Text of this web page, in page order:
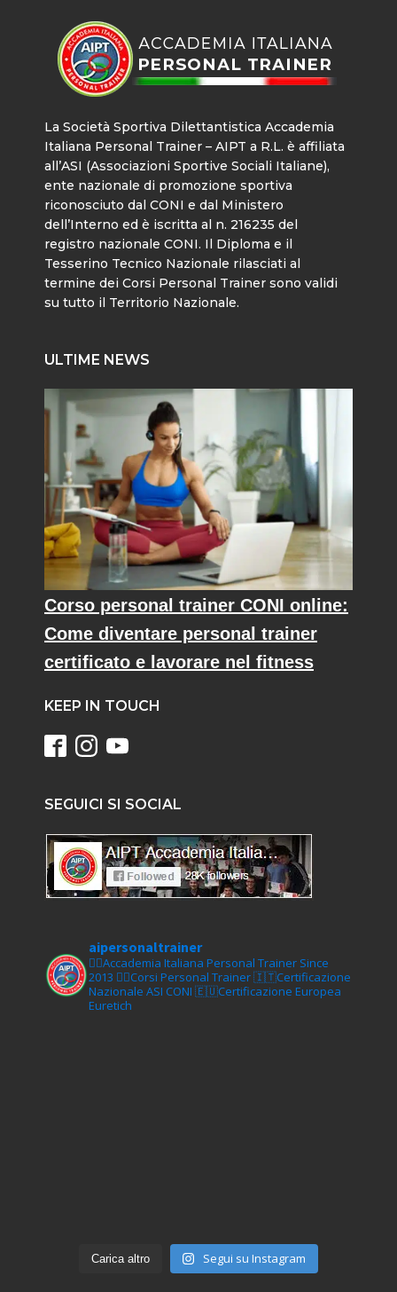
La Società Sportiva Dilettantistica Accademia
Italiana Personal Trainer – AIPT a R.L. è affiliata
all’ASI (Associazioni Sportive Sociali Italiane),
ente nazionale di promozione sportiva
riconosciuto dal CONI e dal Ministero
dell’Interno ed è iscritta al n. 216235 del
registro nazionale CONI. Il Diploma e il
Tesserino Tecnico Nazionale rilasciati al
termine dei Corsi Personal Trainer sono validi
su tutto il Territorio Nazionale.
ULTIME NEWS
Corso personal trainer CONI online:
Come diventare personal trainer
certificato e lavorare nel fitness
KEEP IN TOUCH
SEGUICI SI SOCIAL
aipersonaltrainer
🏋‍♀️Accademia Italiana Personal Trainer Since
2013 🏋‍♂️Corsi Personal Trainer🇮🇹Certificazione
Nazionale ASI CONI 🇪🇺Certificazione Europea
Euretich
Carica altro Segui su Instagram